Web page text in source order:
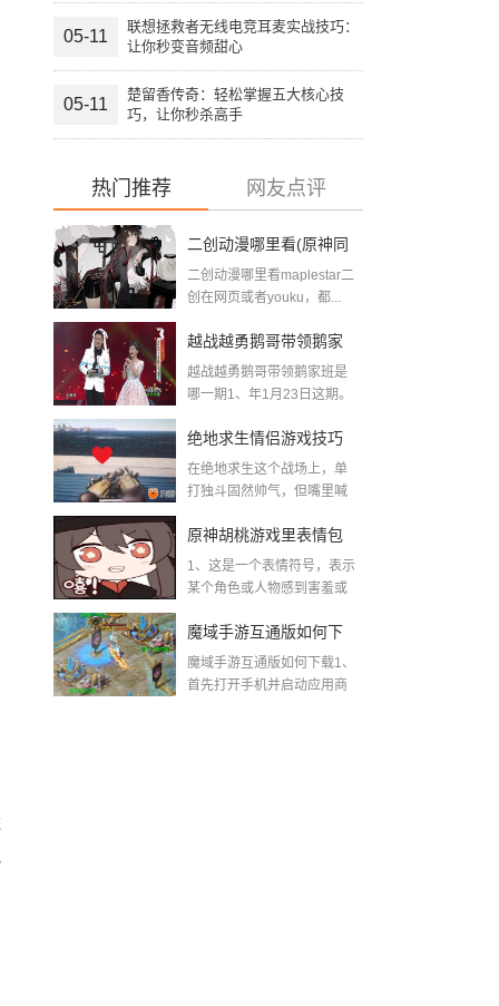
05-11
联想拯救者无线电竞耳麦实战技巧：
让你秒变音频甜心
05-11
楚留香传奇：轻松掌握五大核心技
巧，让你秒杀高手
热门推荐 网友点评
二创动漫哪里看(原神同
人二创游戏网站推荐)
二创动漫哪里看maplestar二
创在网页或者youku，都...
越战越勇鹅哥带领鹅家
班是哪一期(暗区突围鹅
越战越勇鹅哥带领鹅家班是
哪一期1、年1月23日这期。
绝地求生情侣游戏技巧
全攻略：双人组队开挂
在绝地求生这个战场上，单
打独斗固然帅气，但嘴里喊
原神胡桃游戏里表情包
原神胡桃脸红流口水翻
1、这是一个表情符号，表示
某个角色或人物感到害羞或
魔域手游互通版如何下
载(魔域手游怀旧互通版)
魔域手游互通版如何下载1、
首先打开手机并启动应用商